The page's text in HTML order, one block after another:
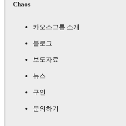
Chaos
카오스그룹 소개
블로그
보도자료
뉴스
구인
문의하기